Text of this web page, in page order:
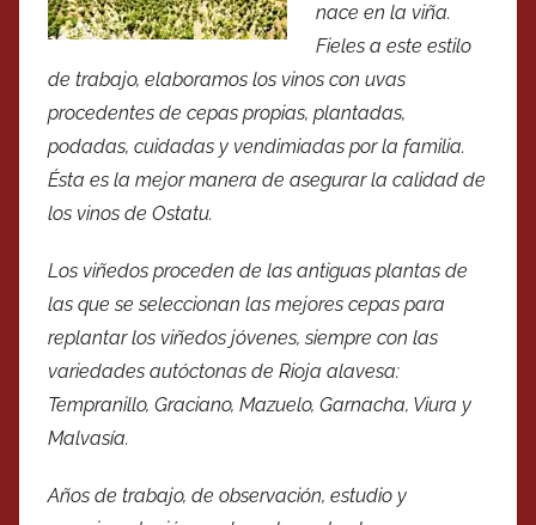
nace en la viña.
Fieles a este estilo
de trabajo, elaboramos los vinos con uvas
procedentes de cepas propias, plantadas,
podadas, cuidadas y vendimiadas por la familia.
Ésta es la mejor manera de asegurar la calidad de
los vinos de Ostatu.
Los viñedos proceden de las antiguas plantas de
las que se seleccionan las mejores cepas para
replantar los viñedos jóvenes, siempre con las
variedades autóctonas de Rioja alavesa:
Tempranillo, Graciano, Mazuelo, Garnacha, Viura y
Malvasía.
Años de trabajo, de observación, estudio y